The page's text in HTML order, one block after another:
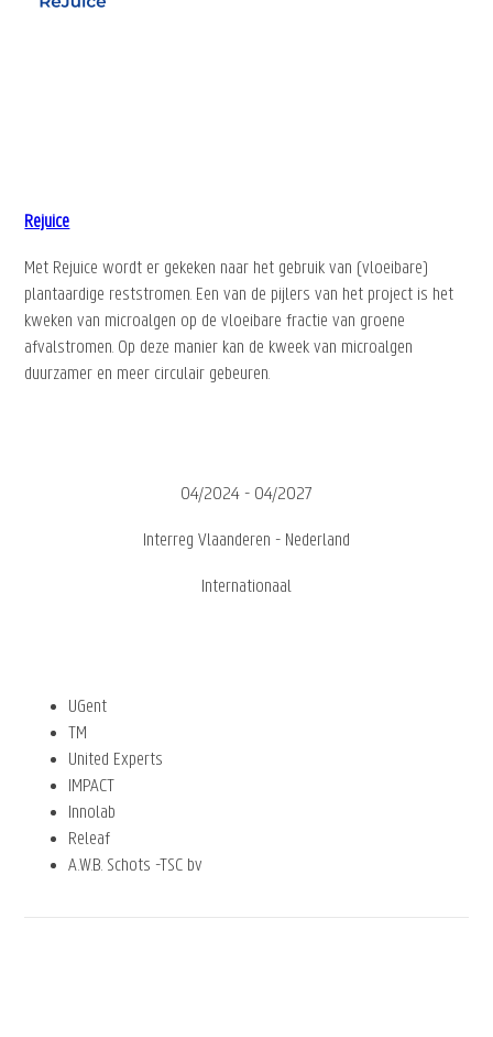
Rejuice
Met Rejuice wordt er gekeken naar het gebruik van (vloeibare)
plantaardige reststromen. Een van de pijlers van het project is het
kweken van microalgen op de vloeibare fractie van groene
afvalstromen. Op deze manier kan de kweek van microalgen
duurzamer en meer circulair gebeuren.
04/2024 - 04/2027
Interreg Vlaanderen - Nederland
Internationaal
UGent
TM
United Experts
IMPACT
Innolab
Releaf
A.W.B. Schots -TSC bv